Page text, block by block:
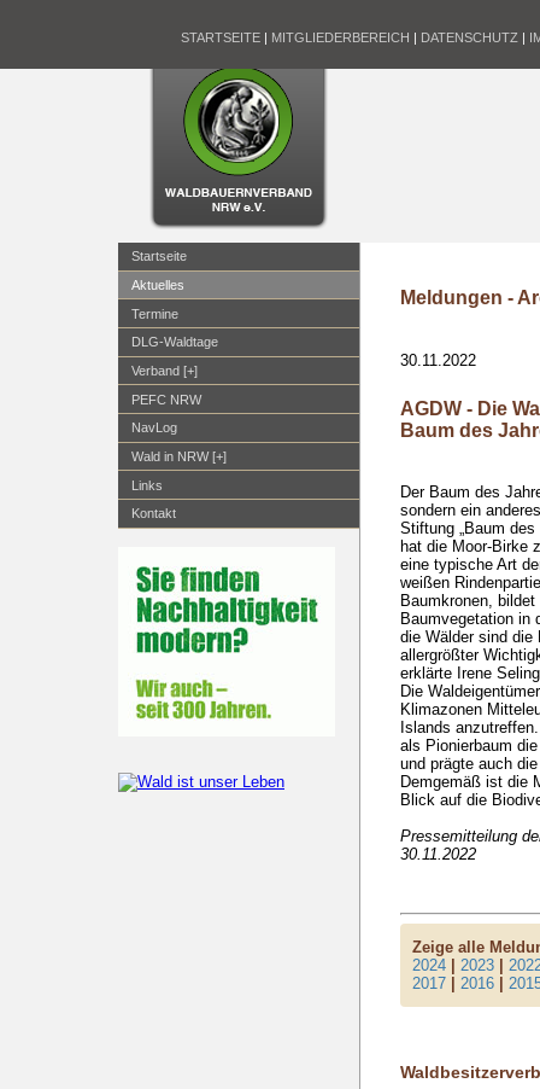
STARTSEITE | MITGLIEDERBEREICH | DATENSCHUTZ |
Startseite
Aktuelles
Termine
DLG-Waldtage
Verband [+]
PEFC NRW
NavLog
Wald in NRW [+]
Links
Kontakt
Meldungen -
30.11.2022
AGDW - Die
Baum des
Der Baum des
sondern ein
Stiftung „Baum
hat die Moor-Birke
eine typische Art
weißen
Baumkronen,
Baumvegetation in
die Wälder sind die
allergrößter
erklärte Irene
Die
Klimazonen
Islands
als Pionierbaum
und prägte auch
Demgemäß ist die
Blick auf die
Pressemitteilung
30.11.2022
Zeige alle
2024 |2023 |
2017 |2016 |